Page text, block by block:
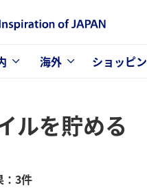
海外 ショッピ
ルを貯める
：3件